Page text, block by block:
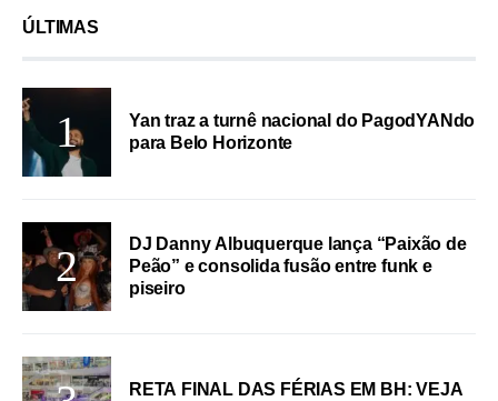
ÚLTIMAS
Yan traz a turnê nacional do PagodYANdo
para Belo Horizonte
DJ Danny Albuquerque lança “Paixão de
Peão” e consolida fusão entre funk e
piseiro
RETA FINAL DAS FÉRIAS EM BH: VEJA